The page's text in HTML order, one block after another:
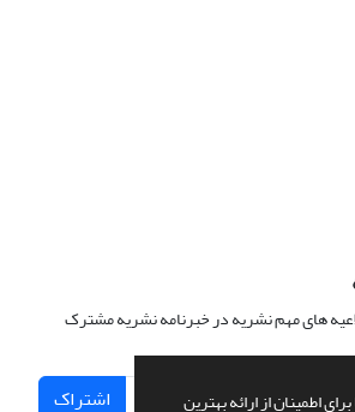
اطمینان از ارائه بهترین
های مهم نشریه در خبرنامه نشریه مشترک
اشتراک